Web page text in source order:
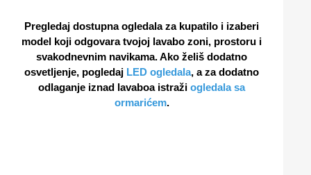
Pregledaj dostupnaogledala za kupatilo i izaberi
model koji odgovara tvojoj lavabo zoni, prostoru i
svakodnevnim navikama. Ako želiš dodatno
osvetljenje, pogledaj LED ogledala, a za dodatno
odlaganje iznad lavaboa istraži ogledala sa
ormarićem.